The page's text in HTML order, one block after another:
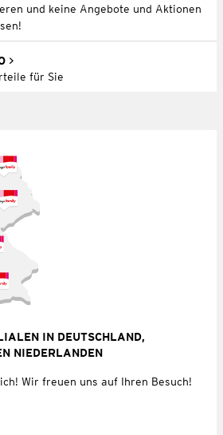
und keine Angebote und Aktionen
für Sie
IN DEUTSCHLAND,
NIEDERLANDEN
Wir freuen uns auf Ihren Besuch!